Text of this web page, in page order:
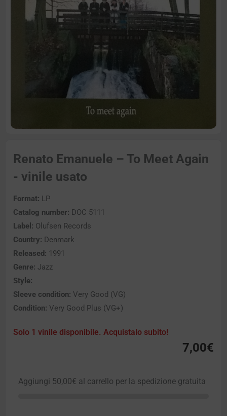
Renato Emanuele – To Meet Again
- vinile usato
Format: LP
Catalog number: DOC 5111
Label: Olufsen Records
Country: Denmark
Released: 1991
Genre: Jazz
Style:
Sleeve condition: Very Good (VG)
Condition: Very Good Plus (VG+)
Solo 1 vinile disponibile. Acquistalo subito!
7,00€
Aggiungi 50,00€ al carrello per la spedizione gratuita